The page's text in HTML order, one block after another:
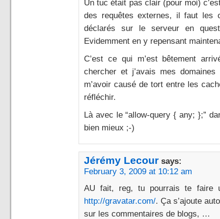
Un tuc était pas clair (pour moi)
des requêtes externes, il faut les
déclarés sur le serveur en
Evidemment en y repensant
C’est ce qui m’est bêtement
chercher et j’avais mes
m’avoir causé de tort entre les
réfléchir.
Là avec le “allow-query { any; };”
bien mieux ;-)
Jérémy Lecour says:
February 3, 2009 at 10:12 am
AU fait, reg, tu pourrais te faire
http://gravatar.com/. Ça s’ajoute
sur les commentaires de blogs, …